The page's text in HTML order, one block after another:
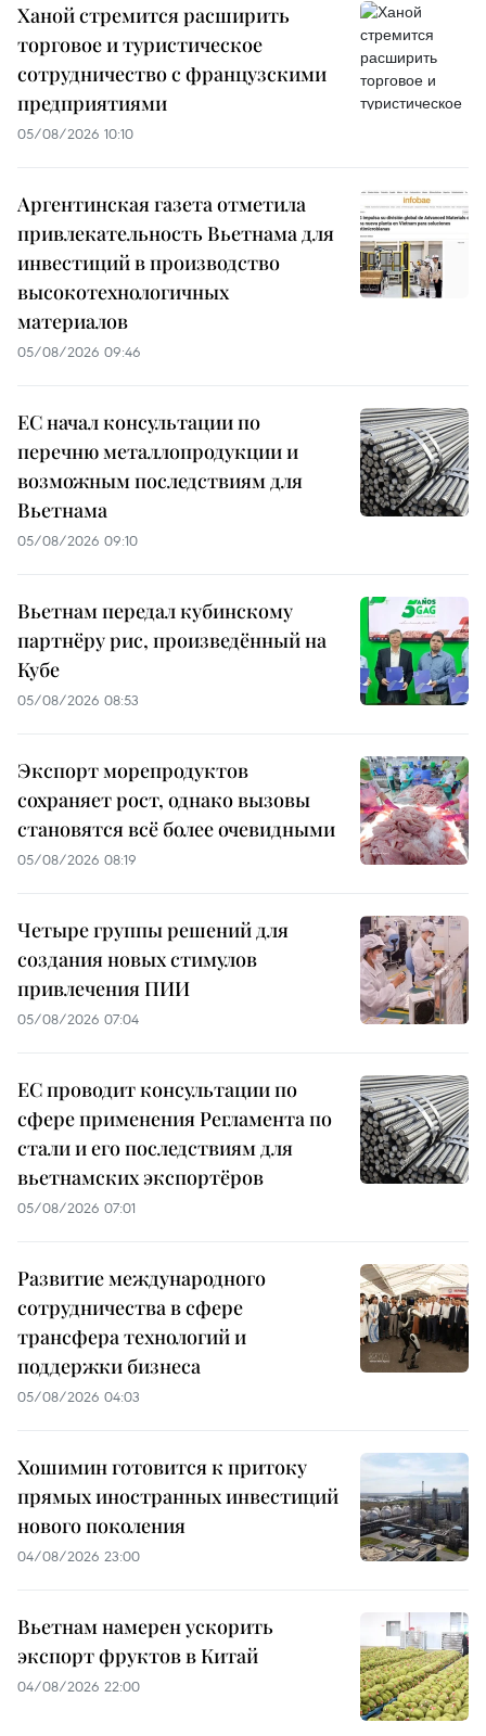
Ханой стремится расширить
торговое и туристическое
сотрудничество с французскими
предприятиями
05/08/2026 10:10
Аргентинская газета отметила
привлекательность Вьетнама для
инвестиций в производство
высокотехнологичных
материалов
05/08/2026 09:46
ЕС начал консультации по
перечню металлопродукции и
возможным последствиям для
Вьетнама
05/08/2026 09:10
Вьетнам передал кубинскому
партнёру рис, произведённый на
Кубе
05/08/2026 08:53
Экспорт морепродуктов
сохраняет рост, однако вызовы
становятся всё более очевидными
05/08/2026 08:19
Четыре группы решений для
создания новых стимулов
привлечения ПИИ
05/08/2026 07:04
ЕС проводит консультации по
сфере применения Регламента по
стали и его последствиям для
вьетнамских экспортёров
05/08/2026 07:01
Развитие международного
сотрудничества в сфере
трансфера технологий и
поддержки бизнеса
05/08/2026 04:03
Хошимин готовится к притоку
прямых иностранных инвестиций
нового поколения
04/08/2026 23:00
Вьетнам намерен ускорить
экспорт фруктов в Китай
04/08/2026 22:00